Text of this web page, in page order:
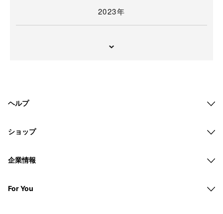
2023年
ヘルプ
ショップ
企業情報
For You